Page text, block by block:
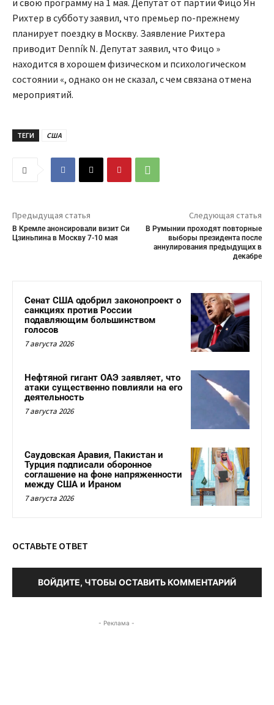
и свою программу на 1 мая. Депутат от партии Фицо Ян
Рихтер в субботу заявил, что премьер по-прежнему
планирует поездку в Москву. Заявление Рихтера
приводит Denník N. Депутат заявил, что Фицо »
находится в хорошем физическом и психологическом
состоянии «, однако он не сказал, с чем связана отмена
мероприятий.
ТЕГИ США
Предыдущая статья
В Кремле анонсировали визит Си
Цзиньпина в Москву 7-10 мая
Следующая статья
В Румынии проходят повторные
выборы президента после
аннулирования предыдущих в
декабре
Сенат США одобрил законопроект о
санкциях против России
подавляющим большинством
голосов
7 августа 2026
Нефтяной гигант ОАЭ заявляет, что
атаки существенно повлияли на его
деятельность
7 августа 2026
Саудовская Аравия, Пакистан и
Турция подписали оборонное
соглашение на фоне напряженности
между США и Ираном
7 августа 2026
ОСТАВЬТЕ ОТВЕТ
ВОЙДИТЕ, ЧТОБЫ ОСТАВИТЬ КОММЕНТАРИЙ
- Реклама -